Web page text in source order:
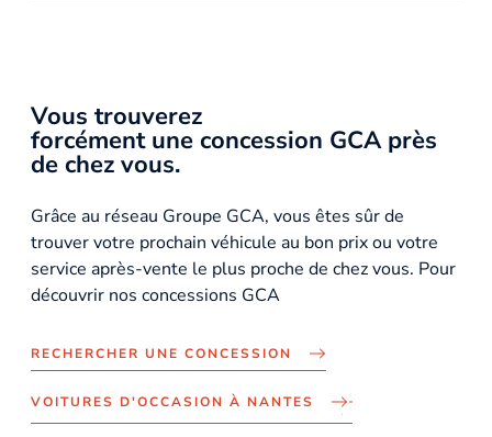
Vous trouverez
forcément une concession GCA près
de chez vous.
Grâce au réseau Groupe GCA, vous êtes sûr de
trouver votre prochain véhicule au bon prix ou votre
service après-vente le plus proche de chez vous. Pour
découvrir nos concessions GCA
RECHERCHER UNE CONCESSION
VOITURES D'OCCASION À NANTES